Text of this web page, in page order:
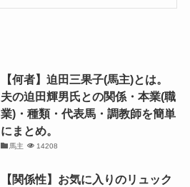
【何者】迫田三果子(馬主)とは。
夫の迫田輝男氏との関係・本業(職
業)・種類・代表馬・調教師を簡単
にまとめ。
馬主 14208
【関係性】お気に入りのリュック